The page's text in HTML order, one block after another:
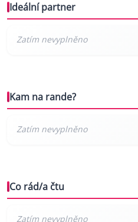
Ideální partner
Kam na rande?
Co rád/a čtu